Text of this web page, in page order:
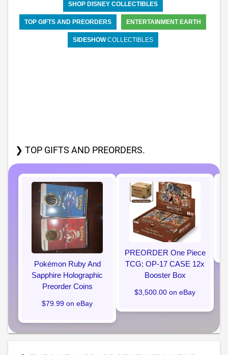
SHOP DISNEY COLLECTIBLES
TOP GIFTS AND PREORDERS ENTERTAINMENT EARTH
SIDESHOWCOLLECTIBLES
❯ TOP GIFTS AND PREORDERS.
Pokémon Ruby And
Sapphire Holographic
Preorder Coins
$79.99 on eBay
PREORDER One Piece
TCG: OP-17 CASE 12x
Booster Box
$3,500.00 on eBay